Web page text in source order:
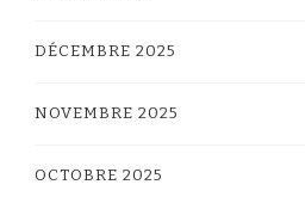
DÉCEMBRE 2025
NOVEMBRE 2025
OCTOBRE 2025